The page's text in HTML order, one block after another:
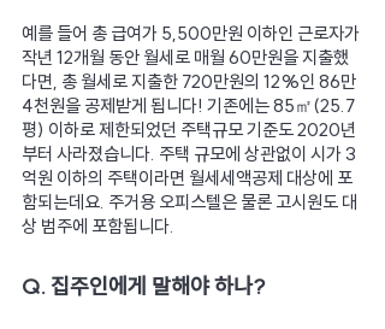
예를 들어 총 급여가 5,500만원 이하인 근로자가
작년 12개월 동안 월세로 매월 60만원을 지출했
다면, 총 월세로 지출한 720만원의 12%인 86만
4천원을 공제받게 됩니다! 기존에는 85㎡(25.7
평) 이하로 제한되었던 주택규모 기준도 2020년
부터 사라졌습니다. 주택 규모에 상관없이 시가 3
억원 이하의 주택이라면 월세세액공제 대상에 포
함되는데요. 주거용 오피스텔은 물론 고시원도 대
상 범주에 포함됩니다.
Q. 집주인에게 말해야 하나?